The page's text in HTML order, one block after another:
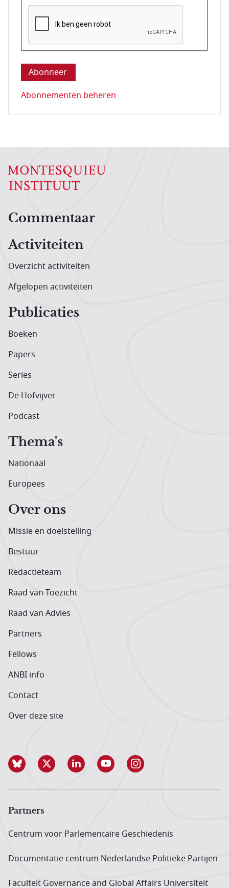
Deze vraag is om te controleren dat u een mens
Abonnementen beheren
Hoofdnavigatiemenu
Commentaar
Activiteiten
Overzicht activiteiten
Afgelopen activiteiten
Publicaties
Boeken
Papers
Series
De Hofvijver
Podcast
Thema's
Nationaal
Europees
Over ons
Missie en doelstelling
Bestuur
Redactieteam
Raad van Toezicht
Raad van Advies
Partners
Fellows
ANBI info
Contact
Over deze site
Partners
Centrum voor Parlementaire Geschiedenis
Documentatie centrum Neder­landse Politieke Partijen
Faculteit Governance and Global Affairs Universiteit